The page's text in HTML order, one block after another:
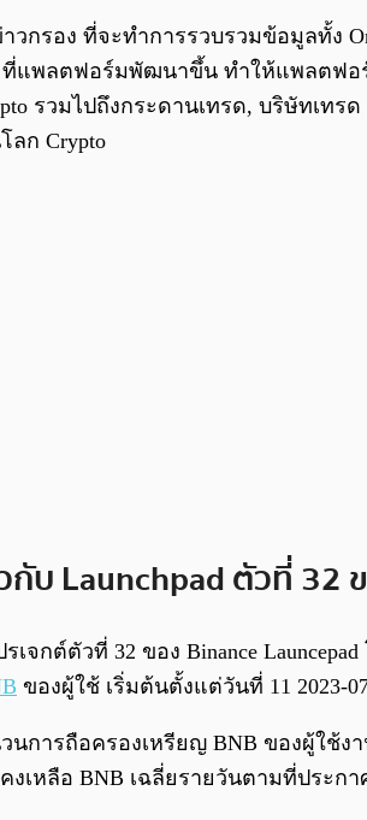
วกรอง ที่จะทำการรวบรวมข้อมูลทั้ง
ที่แพลตฟอร์มพัฒนาขึ้น ทำให้แพลตฟอ
รวมไปถึงกระดานเทรด, บริษัทเ
ลก Crypto
บ Launchpad ตัวที่ 32
เจกต์ตัวที่ 32 ของ Binance
ของผู้ใช้ เริ่มต้นตั้งแต่วันที่ 11 2023-
นการถือครองเหรียญ BNB ของผู้ใช้ง
เหลือ BNB เฉลี่ยรายวันตามที่ประก